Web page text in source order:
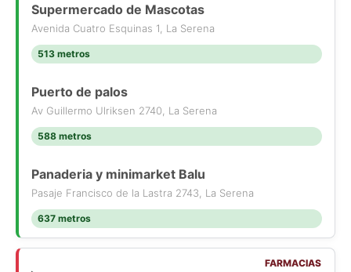
Supermercado de Mascotas
Avenida Cuatro Esquinas 1, La Serena
513 metros
Puerto de palos
Av Guillermo Ulriksen 2740, La Serena
588 metros
Panaderia y minimarket Balu
Pasaje Francisco de la Lastra 2743, La Serena
637 metros
FARMACIAS